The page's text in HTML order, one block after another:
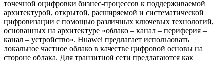
точечной оцифровки бизнес-процессов к поддерживаемой
архитектурой, открытой, расширяемой и систематической
цифровизации с помощью различных ключевых технологий,
основанных на архитектуре «облако – канал – периферия –
канал – устройство». Huawei предлагает использовать
локальное частное облако в качестве цифровой основы на
стороне облака. Для транзитной сети предлагаются как